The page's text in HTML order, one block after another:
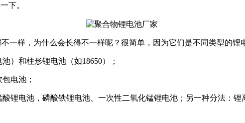
下。
一样，为什么会长得不一样呢？很简单，因为它们是不同类型的
）和柱形锂电池（如18650）；
电池；
锂电池，磷酸铁锂电池、一次性二氧化锰锂电池；另一种分法：锂